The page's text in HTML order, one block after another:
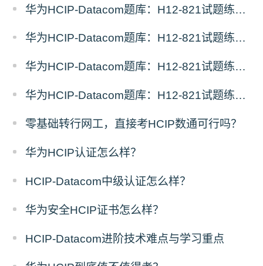
华为HCIP-Datacom题库：H12-821试题练习（4）
华为HCIP-Datacom题库：H12-821试题练习（3）
华为HCIP-Datacom题库：H12-821试题练习（2）
华为HCIP-Datacom题库：H12-821试题练习（1）
零基础转行网工，直接考HCIP数通可行吗？
华为HCIP认证怎么样？
HCIP-Datacom中级认证怎么样？
华为安全HCIP证书怎么样？
HCIP-Datacom进阶技术难点与学习重点